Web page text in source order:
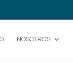
NOSOTROS